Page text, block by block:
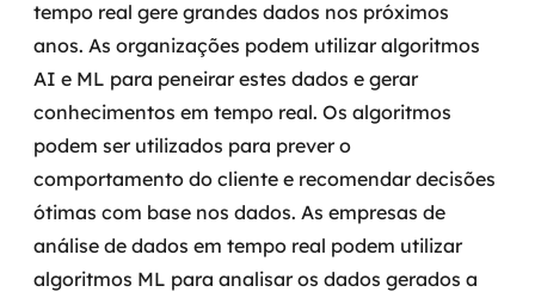
tempo real gere grandes dados nos próximos
anos. As organizações podem utilizar algoritmos
AI e ML para peneirar estes dados e gerar
conhecimentos em tempo real. Os algoritmos
podem ser utilizados para prever o
comportamento do cliente e recomendar decisões
ótimas com base nos dados. As empresas de
análise de dados em tempo real podem utilizar
algoritmos ML para analisar os dados gerados a